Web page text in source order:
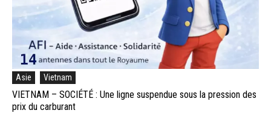
Asie Vietnam
VIETNAM – SOCIÉTÉ : Une ligne suspendue sous la pression des
prix du carburant